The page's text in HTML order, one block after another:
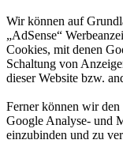
Wir können auf
„AdSense“
Cookies, mit denen
Schaltung von
dieser Website bzw.
Ferner können wir
Google Analyse- und
einzubinden und zu